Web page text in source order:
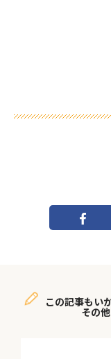
この記事もい
その